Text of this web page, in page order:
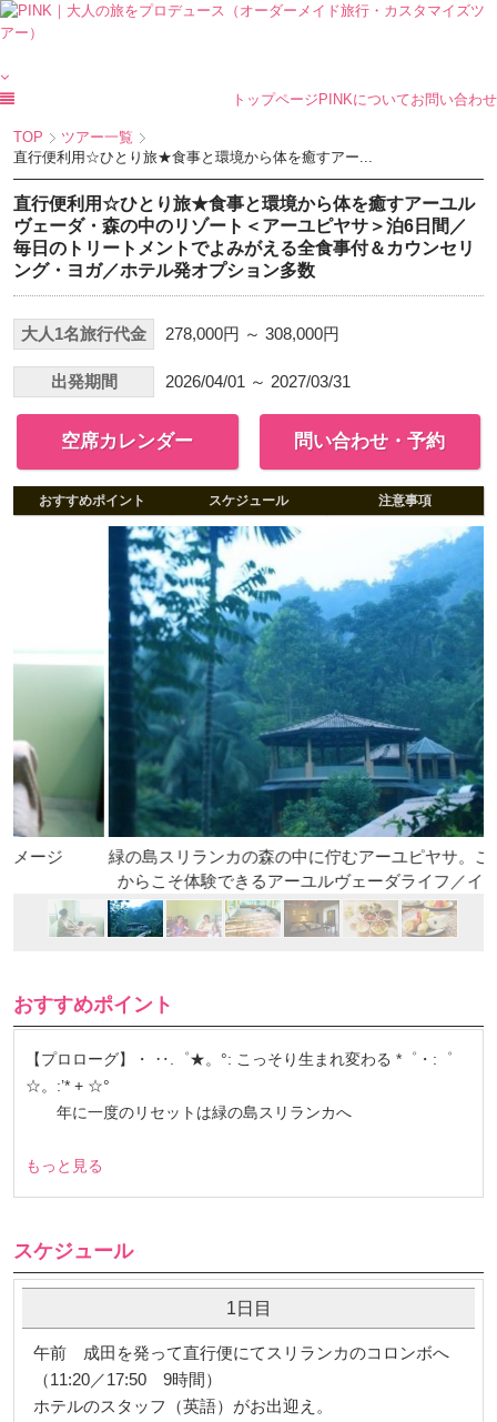
トップページ PINKについてお問い合わせ
TOP
ツアー一覧
直行便利用☆ひとり旅★食事と環境から体を癒すアー...
直行便利用☆ひとり旅★食事と環境から体を癒すアーユル
ヴェーダ・森の中のリゾート＜アーユピヤサ＞泊6日間／
毎日のトリートメントでよみがえる全食事付＆カウンセリ
ング・ヨガ／ホテル発オプション多数
大人1名旅行代金 278,000円 ～ 308,000円
出発期間 2026/04/01 ～ 2027/03/31
空席カレンダー 問い合わせ・予約
おすすめポイント スケジュール 注意事項
緑の島スリランカの森の中に佇むアーユピヤサ。こんな環境
からこそ体験できるアーユルヴェーダライフ／イメージ外観
おすすめポイント
【プロローグ】・ ‥.゜★。°: こっそり生まれ変わる *゜・:゜
☆。:’* + ☆°
年に一度のリセットは緑の島スリランカへ
もっと見る
スケジュール
1日目
午前 成田を発って直行便にてスリランカのコロンボへ
（11:20／17:50 9時間）
ホテルのスタッフ（英語）がお出迎え。